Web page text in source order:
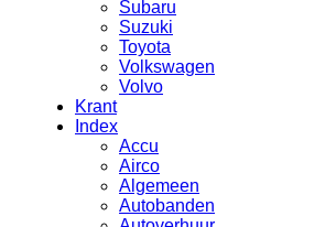
Subaru
Suzuki
Toyota
Volkswagen
Volvo
Krant
Index
Accu
Airco
Algemeen
Autobanden